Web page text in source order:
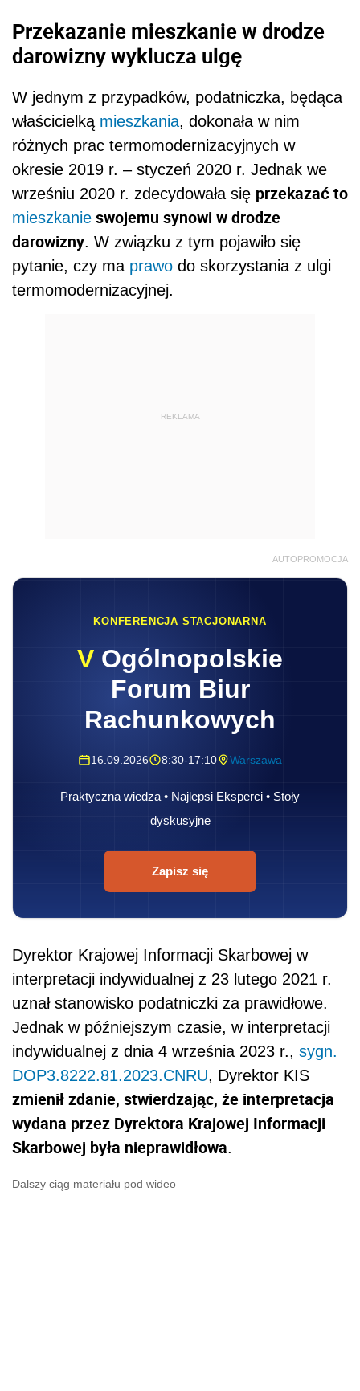
Przekazanie mieszkanie w drodze
darowizny wyklucza ulgę
W jednym z przypadków, podatniczka, będąca
właścicielką mieszkania, dokonała w nim
różnych prac termomodernizacyjnych w
okresie 2019 r. – styczeń 2020 r. Jednak we
wrześniu 2020 r. zdecydowała się przekazać to
mieszkanie swojemu synowi w drodze
darowizny. W związku z tym pojawiło się
pytanie, czy ma prawo do skorzystania z ulgi
termomodernizacyjnej.
REKLAMA
AUTOPROMOCJA
KONFERENCJA STACJONARNA
V Ogólnopolskie
Forum Biur
Rachunkowych
16.09.2026 8:30-17:10 Warszawa
Praktyczna wiedza • Najlepsi Eksperci • Stoły
dyskusyjne
Zapisz się
Dyrektor Krajowej Informacji Skarbowej w
interpretacji indywidualnej z 23 lutego 2021 r.
uznał stanowisko podatniczki za prawidłowe.
Jednak w późniejszym czasie, w interpretacji
indywidualnej z dnia 4 września 2023 r., sygn.
DOP3.8222.81.2023.CNRU, Dyrektor KIS
zmienił zdanie, stwierdzając, że interpretacja
wydana przez Dyrektora Krajowej Informacji
Skarbowej była nieprawidłowa.
Dalszy ciąg materiału pod wideo